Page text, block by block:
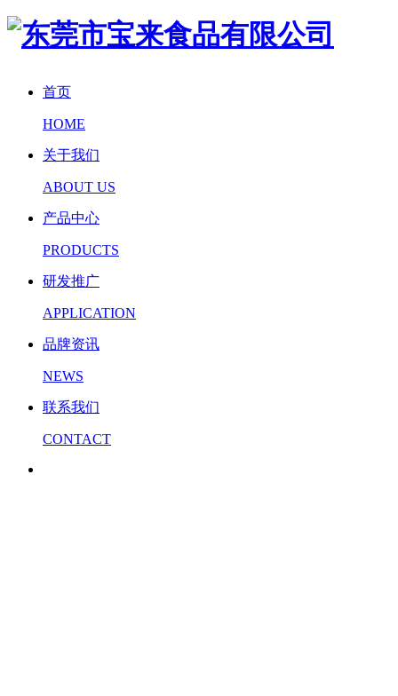
首页
HOME
关于我们
ABOUT US
产品中心
PRODUCTS
研发推广
APPLICATION
品牌资讯
NEWS
联系我们
CONTACT